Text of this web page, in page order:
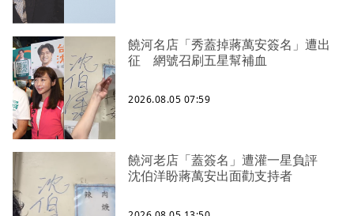
饒河名店「秀蓋掉蔣萬安簽名」遭出
征 網號召刷五星幫補血
2026.08.05 07:59
饒河老店「蓋簽名」遭灌一星負評
沈伯洋盼蔣萬安出面勸支持者